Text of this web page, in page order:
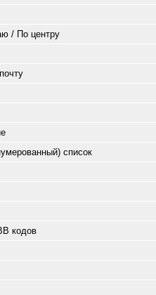
/ По центру
список
кодов